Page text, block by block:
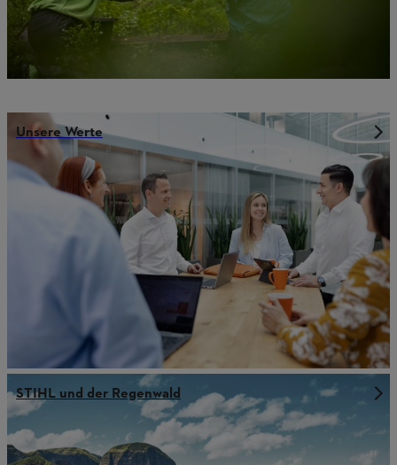
Unsere Werte
STIHL und der Regenwald